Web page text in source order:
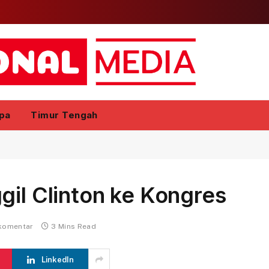
Timur Tengah
Clinton ke Kongres
3 Mins Read
LinkedIn